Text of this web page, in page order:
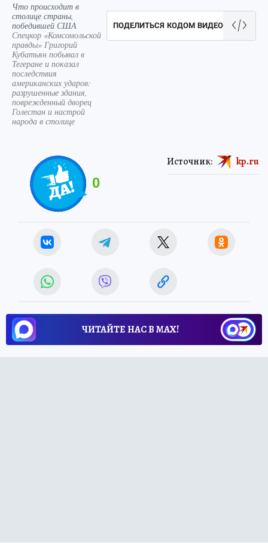
Что происходит в
столице страны,
победившей США
Спецкор «Комсомольской
правды» Григорий
Кубатьян побывал в
Тегеране и показал
последствия
американских ударов:
разрушенные здания,
поврежденный дворец
Голестан и настрой
народа в столице
ПОДЕЛИТЬСЯ КОДОМ ВИДЕО
0
Источник: kp.ru
ЧИТАЙТЕ НАС В МАХ!